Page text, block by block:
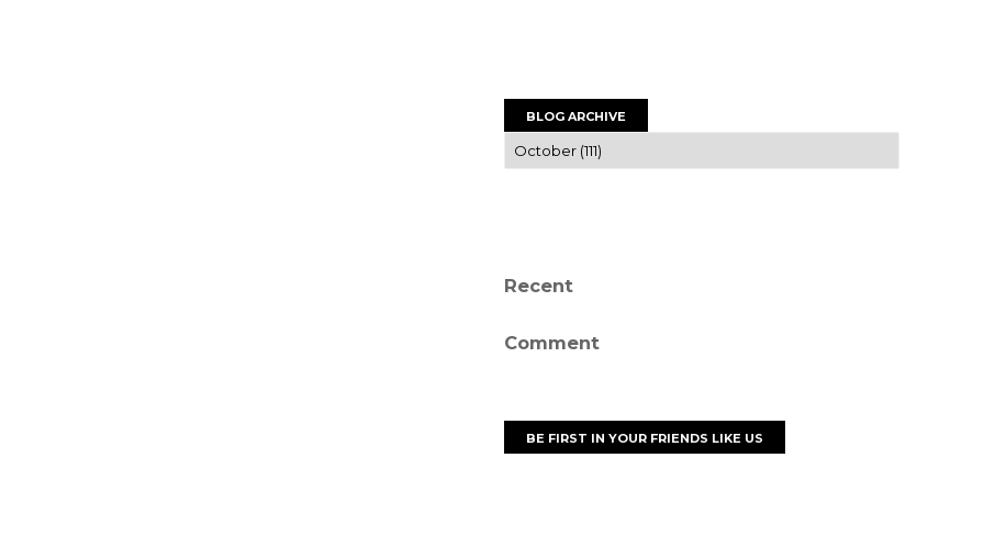
BLOG ARCHIVE
Recent
Comment
BE FIRST IN YOUR FRIENDS LIKE US